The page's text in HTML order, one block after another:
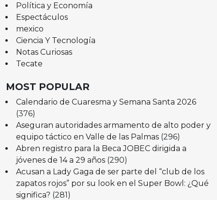
Política y Economía
Espectáculos
mexico
Ciencia Y Tecnología
Notas Curiosas
Tecate
MOST POPULAR
Calendario de Cuaresma y Semana Santa 2026
(376)
Aseguran autoridades armamento de alto poder y
equipo táctico en Valle de las Palmas (296)
Abren registro para la Beca JOBEC dirigida a
jóvenes de 14 a 29 años (290)
Acusan a Lady Gaga de ser parte del “club de los
zapatos rojos” por su look en el Super Bowl: ¿Qué
significa? (281)